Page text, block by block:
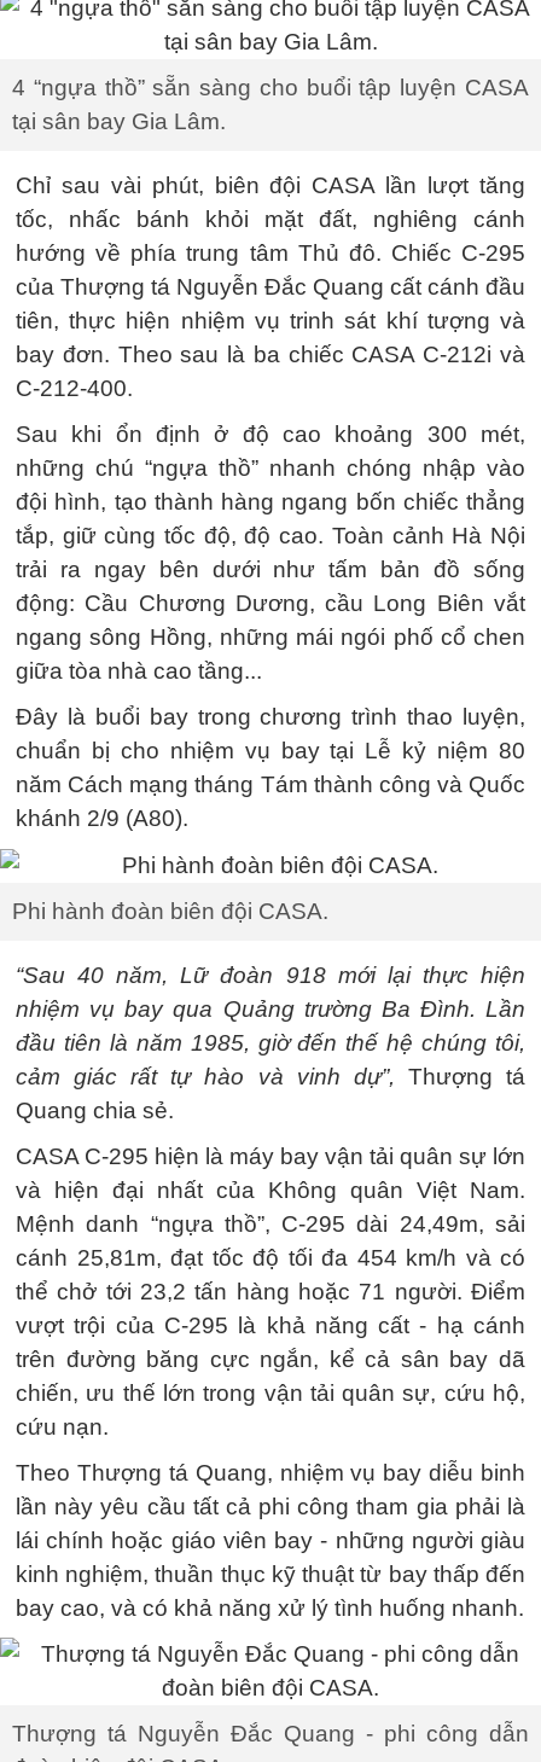
4 “ngựa thồ” sẵn sàng cho buổi tập luyện CASA
tại sân bay Gia Lâm.
Chỉ sau vài phút, biên đội CASA lần lượt tăng
tốc, nhấc bánh khỏi mặt đất, nghiêng cánh
hướng về phía trung tâm Thủ đô. Chiếc C-295
của Thượng tá Nguyễn Đắc Quang cất cánh đầu
tiên, thực hiện nhiệm vụ trinh sát khí tượng và
bay đơn. Theo sau là ba chiếc CASA C-212i và
C-212-400.
Sau khi ổn định ở độ cao khoảng 300 mét,
những chú “ngựa thồ” nhanh chóng nhập vào
đội hình, tạo thành hàng ngang bốn chiếc thẳng
tắp, giữ cùng tốc độ, độ cao. Toàn cảnh Hà Nội
trải ra ngay bên dưới như tấm bản đồ sống
động: Cầu Chương Dương, cầu Long Biên vắt
ngang sông Hồng, những mái ngói phố cổ chen
giữa tòa nhà cao tầng...
Đây là buổi bay trong chương trình thao luyện,
chuẩn bị cho nhiệm vụ bay tại Lễ kỷ niệm 80
năm Cách mạng tháng Tám thành công và Quốc
khánh 2/9 (A80).
Phi hành đoàn biên đội CASA.
“Sau 40 năm, Lữ đoàn 918 mới lại thực hiện
nhiệm vụ bay qua Quảng trường Ba Đình. Lần
đầu tiên là năm 1985, giờ đến thế hệ chúng tôi,
cảm giác rất tự hào và vinh dự”, Thượng tá
Quang chia sẻ.
CASA C-295 hiện là máy bay vận tải quân sự lớn
và hiện đại nhất của Không quân Việt Nam.
Mệnh danh “ngựa thồ”, C-295 dài 24,49m, sải
cánh 25,81m, đạt tốc độ tối đa 454 km/h và có
thể chở tới 23,2 tấn hàng hoặc 71 người. Điểm
vượt trội của C-295 là khả năng cất - hạ cánh
trên đường băng cực ngắn, kể cả sân bay dã
chiến, ưu thế lớn trong vận tải quân sự, cứu hộ,
cứu nạn.
Theo Thượng tá Quang, nhiệm vụ bay diễu binh
lần này yêu cầu tất cả phi công tham gia phải là
lái chính hoặc giáo viên bay - những người giàu
kinh nghiệm, thuần thục kỹ thuật từ bay thấp đến
bay cao, và có khả năng xử lý tình huống nhanh.
Thượng tá Nguyễn Đắc Quang - phi công dẫn